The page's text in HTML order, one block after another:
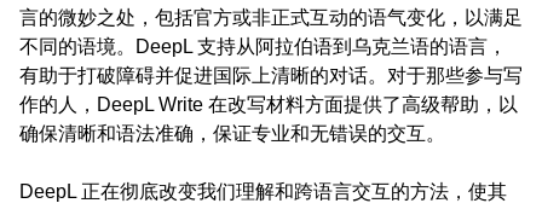
言的微妙之处，包括官方或非正式互动的语气变化，以满足
不同的语境。DeepL 支持从阿拉伯语到乌克兰语的语言，
有助于打破障碍并促进国际上清晰的对话。对于那些参与写
作的人，DeepL Write 在改写材料方面提供了高级帮助，以
确保清晰和语法准确，保证专业和无错误的交互。
DeepL 正在彻底改变我们理解和跨语言交互的方法，使其